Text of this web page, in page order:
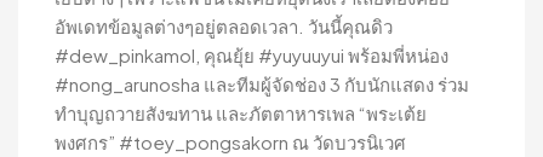
อัพเดทข้อมูลต่างๆอยู่ตลอดเวลา. วันนี้คุณดิว
#dew_pinkamol, คุณยุ้ย #yuyuuyui พร้อมพี่หน่อง
#nong_arunosha และทีมผู้จัดช่อง 3 กับนักแสดง ร่วม
ทำบุญถวายสังฆทาน และภัตตาหารเพล “พระเต้ย
พงศกร” #toey_pongsakorn ณ วัดบวรนิเวศ